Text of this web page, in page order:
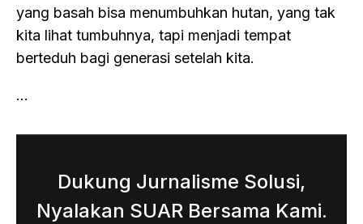
yang basah bisa menumbuhkan hutan, yang tak
kita lihat tumbuhnya, tapi menjadi tempat
berteduh bagi generasi setelah kita.
…
Dukung Jurnalisme Solusi,
Nyalakan SUAR Bersama Kami.